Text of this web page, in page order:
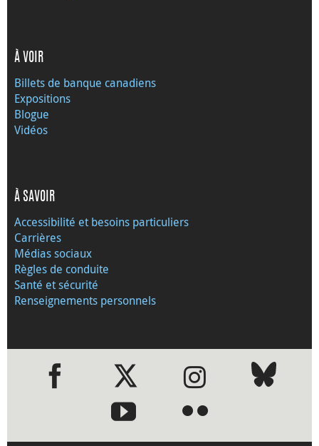
À VOIR
Billets de banque canadiens
Expositions
Blogue
Vidéos
À SAVOIR
Accessibilité et besoins particuliers
Carrières
Médias sociaux
Règles de conduite
Santé et sécurité
Renseignements personnels
●●